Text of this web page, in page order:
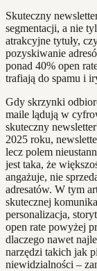
Skuteczny
segmentacji, a nie
atrakcyjne tytuły,
pozyskiwanie
ponad 40% open
trafiają do spamu i
Gdy skrzynki
maile lądują w
skuteczny
2025 roku,
lecz polem
jest taka, że
angażuje, nie
adresatów. W tym
skutecznej
personalizacja,
open rate powyżej
dlaczego nawet
narzędzi takich jak
niewidzialności –